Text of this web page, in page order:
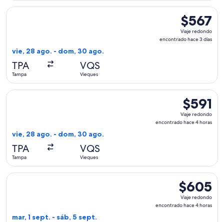
$567
Viaje
redondo,
$567
Viaje redondo
encontrado hace 3 días
vie, 28 ago. - dom, 30 ago.
TPA
Tampa
VQS
Vieques
Seleccionar vuelo de American Airlines, con salida el vie,
$591
Viaje
redondo,
$591
Viaje redondo
encontrado hace 4 horas
vie, 28 ago. - dom, 30 ago.
TPA
Tampa
VQS
Vieques
Seleccionar vuelo de American Airlines, con salida el vie,
$605
Viaje
redondo,
$605
Viaje redondo
encontrado hace 4 horas
mar, 1 sept. - sáb, 5 sept.
Seleccionar vuelo de JetBlue Airways, con salida el mar, 1